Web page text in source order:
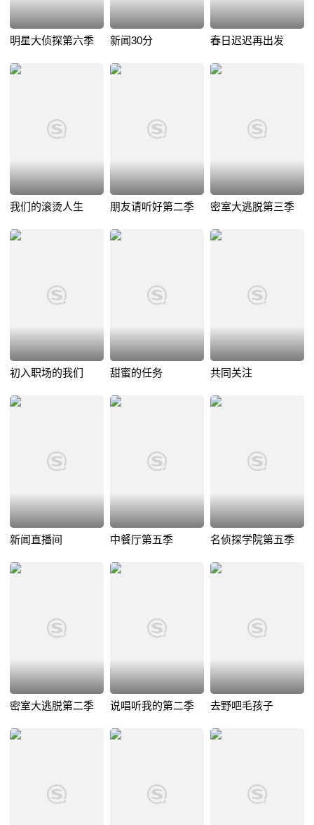
明星大侦探第六季 新闻30分 春日迟迟再出发
我们的滚烫人生 朋友请听好第二季 密室大逃脱第三季
初入职场的我们 甜蜜的任务 共同关注
新闻直播间 中餐厅第五季 名侦探学院第五季
密室大逃脱第二季 说唱听我的第二季 去野吧毛孩子